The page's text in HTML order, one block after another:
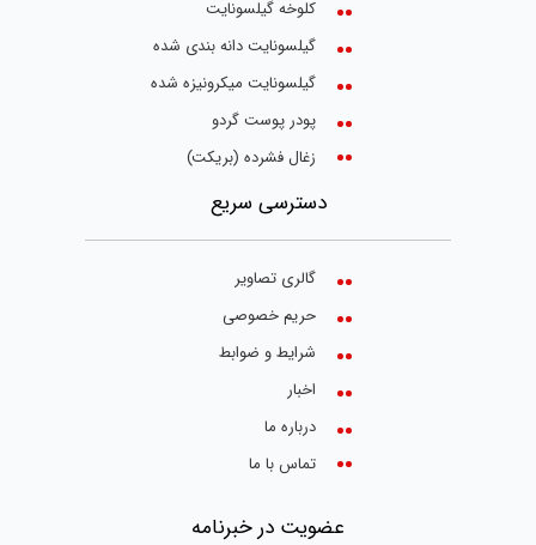
کلوخه گیلسونایت
گیلسونایت دانه بندی شده
گیلسونایت میکرونیزه شده
پودر پوست گردو
زغال فشرده (بریکت)
دسترسی سریع
گالری تصاویر
حریم خصوصی
شرایط و ضوابط
اخبار
درباره ما
تماس با ما
عضویت در خبرنامه